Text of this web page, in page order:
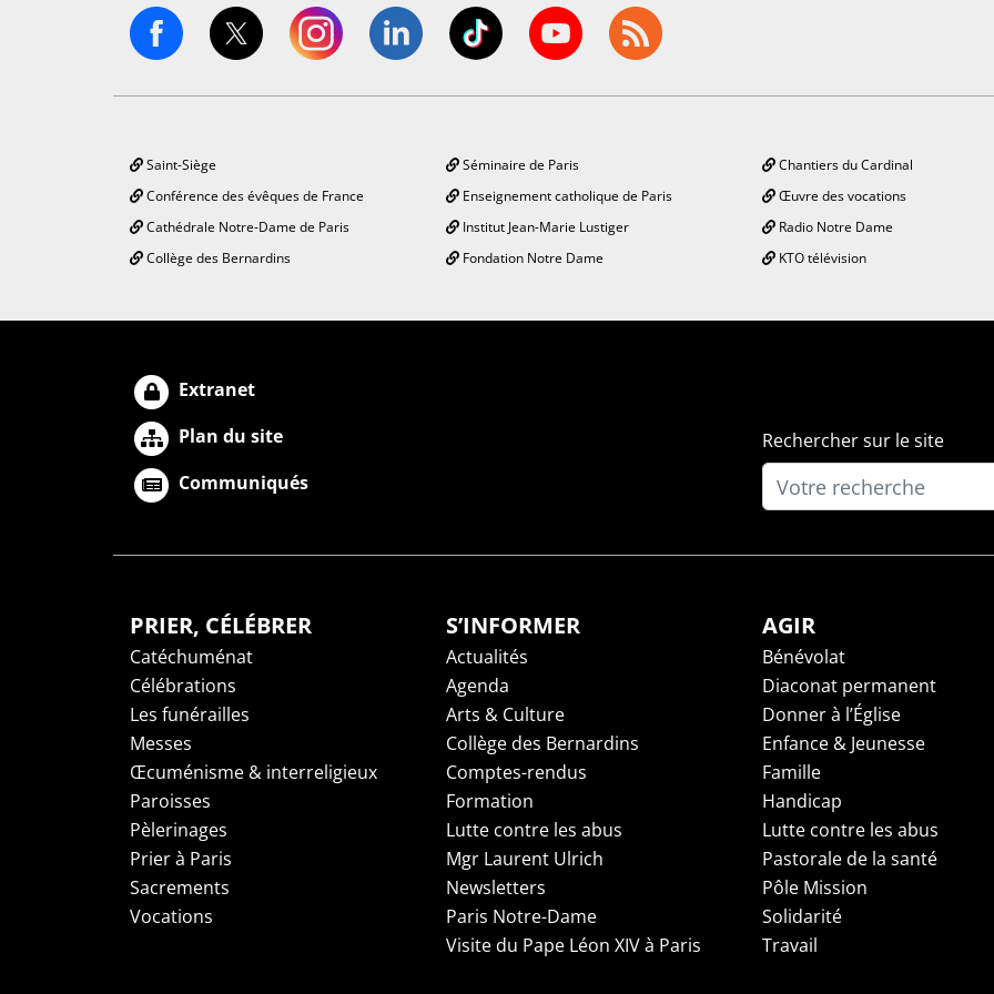
Saint-Siège
Conférence des évêques de France
Cathédrale Notre-Dame de Paris
Collège des Bernardins
Séminaire de Paris
Enseignement catholique de Paris
Institut Jean-Marie Lustiger
Fondation Notre Dame
Chantiers du Cardinal
Œuvre des vocations
Radio Notre Dame
KTO télévision
Extranet
Plan du site
Communiqués
Rechercher sur le site
PRIER, CÉLÉBRER
Catéchuménat
Célébrations
Les funérailles
Messes
Œcuménisme & interreligieux
Paroisses
Pèlerinages
Prier à Paris
Sacrements
Vocations
S’INFORMER
Actualités
Agenda
Arts & Culture
Collège des Bernardins
Comptes-rendus
Formation
Lutte contre les abus
Mgr Laurent Ulrich
Newsletters
Paris Notre-Dame
Visite du Pape Léon XIV à Paris
AGIR
Bénévolat
Diaconat permanent
Donner à l’Église
Enfance & Jeunesse
Famille
Handicap
Lutte contre les abus
Pastorale de la santé
Pôle Mission
Solidarité
Travail